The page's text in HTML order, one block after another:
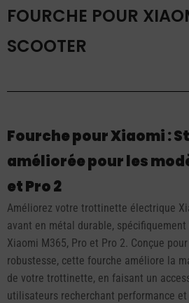
FOURCHE POUR
SCOOTER
Fourche pour Xiaomi :
améliorée pour les
et Pro 2
Améliorez votre trottinette électrique
avant en métal durable,
Xiaomi M365, Pro et Pro 2. Conçue
robustesse, cette fourche améliore la
de votre trottinette, en faisant un
utilisateurs recherchant performance et